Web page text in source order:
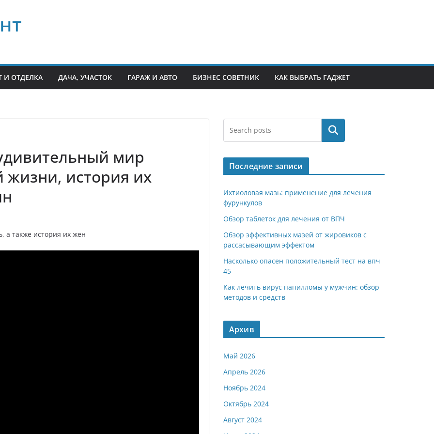
И ОТДЕЛКА ДАЧА, УЧАСТОК ГАРАЖ И АВТО БИЗНЕС СОВЕТНИК КАК ВЫБРАТЬ ГАДЖЕТ
мир
история их
Поиск
Последние записи
Ихтиоловая мазь: применение для лечения
фурункулов
Обзор таблеток для лечения от ВПЧ
Обзор эффективных мазей от жировиков с
рассасывающим эффектом
Насколько опасен положительный тест на впч
45
Как лечить вирус папилломы у мужчин: обзор
методов и средств
Архив
Май 2026
Апрель 2026
Ноябрь 2024
Октябрь 2024
Август 2024